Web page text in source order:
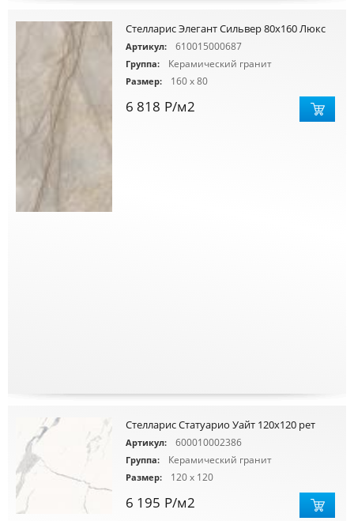
Стелларис Элегант Сильвер 80x160 Люкс
Артикул: 610015000687
Группа: Керамический гранит
Размер: 160 x 80
6 818 Р/м2
Стелларис Статуарио Уайт 120х120 рет
Артикул: 600010002386
Группа: Керамический гранит
Размер: 120 x 120
6 195 Р/м2